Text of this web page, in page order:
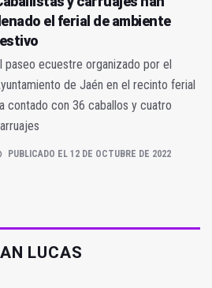
llenado el ferial de ambiente
paseo ecuestre organizado por el
de Jaén en el recinto ferial
contado con 36 caballos y cuatro
PUBLICADO EL 12 DE OCTUBRE DE 2022
LUCAS